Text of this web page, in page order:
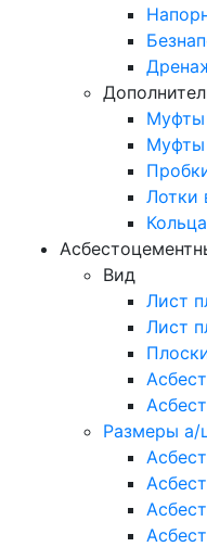
Муфты
Муфты
Лотки
Вид
Лист
Лист
Размеры а/